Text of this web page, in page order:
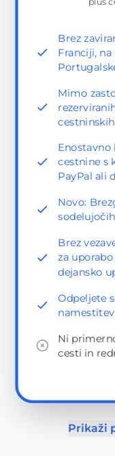
Brez
Franciji,
Mimo
Enostavno
cestnine s
PayPal ali
Novo:
Brez
za
dejansko
Odpeljete
Ni
cesti in
Prikaži